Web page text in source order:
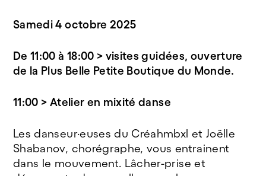
Samedi 4 octobre 2025
De 11:00 à 18:00 > visites guidées, ouverture
de la Plus Belle Petite Boutique du Monde.
11:00 > Atelier en mixité danse
Les danseur·euses du Créahmbxl et Joëlle
Shabanov, chorégraphe, vous entrainent
dans le mouvement. Lâcher-prise et